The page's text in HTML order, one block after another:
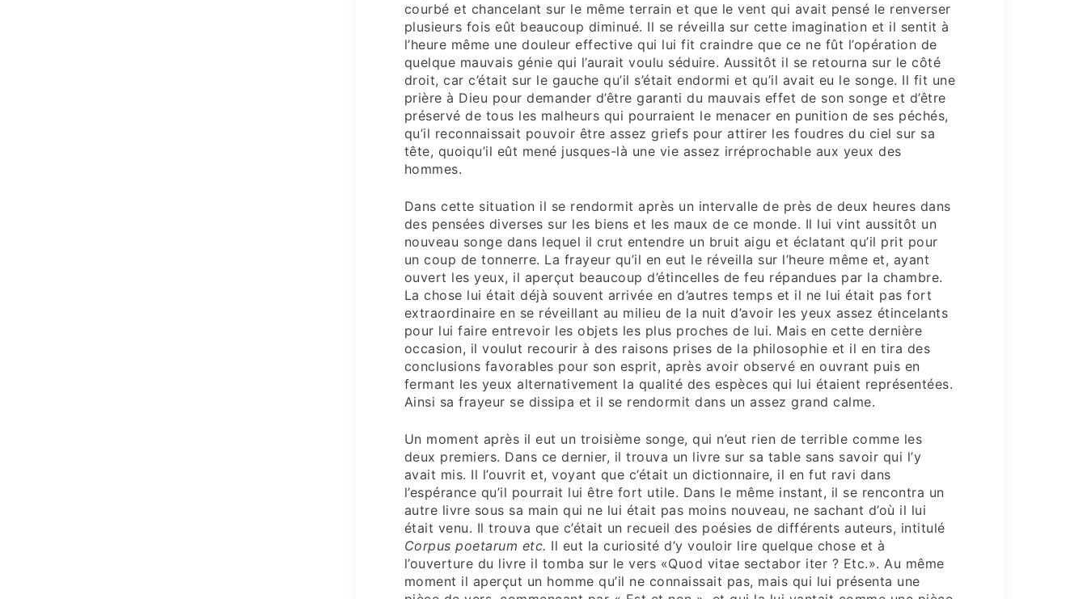
courbé et chancelant sur le même terrain et que le vent qui avait pensé le renverser
plusieurs fois eût beaucoup diminué. Il se réveilla sur cette imagination et il sentit à
l’heure même une douleur effective qui lui fit craindre que ce ne fût l’opération de
quelque mauvais génie qui l’aurait voulu séduire. Aussitôt il se retourna sur le côté
droit, car c’était sur le gauche qu’il s’était endormi et qu’il avait eu le songe. Il fit une
prière à Dieu pour demander d’être garanti du mauvais effet de son songe et d’être
préservé de tous les malheurs qui pourraient le menacer en punition de ses péchés,
qu’il reconnaissait pouvoir être assez griefs pour attirer les foudres du ciel sur sa
tête, quoiqu’il eût mené jusques-là une vie assez irréprochable aux yeux des
hommes.
Dans cette situation il se rendormit après un intervalle de près de deux heures dans
des pensées diverses sur les biens et les maux de ce monde. Il lui vint aussitôt un
nouveau songe dans lequel il crut entendre un bruit aigu et éclatant qu’il prit pour
un coup de tonnerre. La frayeur qu’il en eut le réveilla sur l’heure même et, ayant
ouvert les yeux, il aperçut beaucoup d’étincelles de feu répandues par la chambre.
La chose lui était déjà souvent arrivée en d’autres temps et il ne lui était pas fort
extraordinaire en se réveillant au milieu de la nuit d’avoir les yeux assez étincelants
pour lui faire entrevoir les objets les plus proches de lui. Mais en cette dernière
occasion, il voulut recourir à des raisons prises de la philosophie et il en tira des
conclusions favorables pour son esprit, après avoir observé en ouvrant puis en
fermant les yeux alternativement la qualité des espèces qui lui étaient représentées.
Ainsi sa frayeur se dissipa et il se rendormit dans un assez grand calme.
Un moment après il eut un troisième songe, qui n’eut rien de terrible comme les
deux premiers. Dans ce dernier, il trouva un livre sur sa table sans savoir qui l’y
avait mis. Il l’ouvrit et, voyant que c’était un dictionnaire, il en fut ravi dans
l’espérance qu’il pourrait lui être fort utile. Dans le même instant, il se rencontra un
autre livre sous sa main qui ne lui était pas moins nouveau, ne sachant d’où il lui
était venu. Il trouva que c’était un recueil des poésies de différents auteurs, intitulé
Corpus poetarum etc. Il eut la curiosité d’y vouloir lire quelque chose et à
l’ouverture du livre il tomba sur le vers «Quod vitae sectabor iter ? Etc.». Au même
moment il aperçut un homme qu’il ne connaissait pas, mais qui lui présenta une